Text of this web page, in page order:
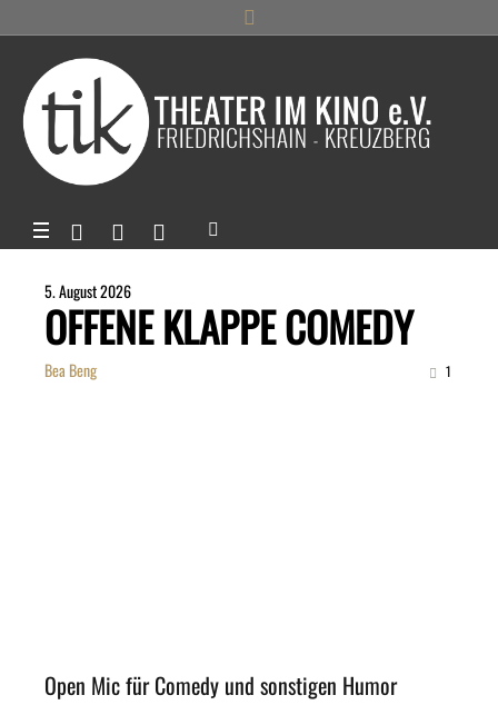
5. August 2026
OFFENE KLAPPE COMEDY
Bea Beng 1
Open Mic für Comedy und sonstigen Humor